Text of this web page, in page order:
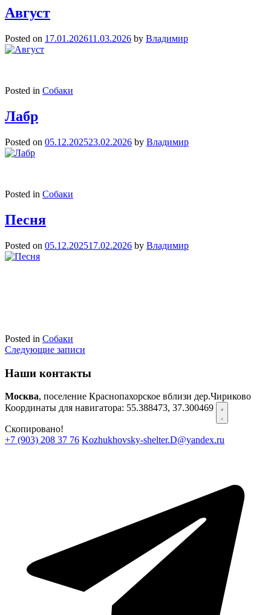
Август
Posted on 17.01.202611.03.2026 by Владимир
Posted in Собаки
Лабр
Posted on 05.12.202523.02.2026 by Владимир
Posted in Собаки
Песня
Posted on 05.12.202517.02.2026 by Владимир
Posted in Собаки
Навигация
по
Следующие записи
Наши контакты
Москва, поселение Краснопахорское вблизи дер.Чириково
Координаты для навигатора: 55.388473, 37.300469
Скопировано!
+7 (903) 208 37 76 Kozhukhovsky-shelter.D@yandex.ru